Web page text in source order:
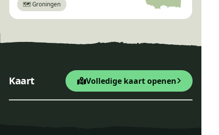
🗺️ Groningen
Kaart Volledige kaart openen
Startpunt Wandelroute
−